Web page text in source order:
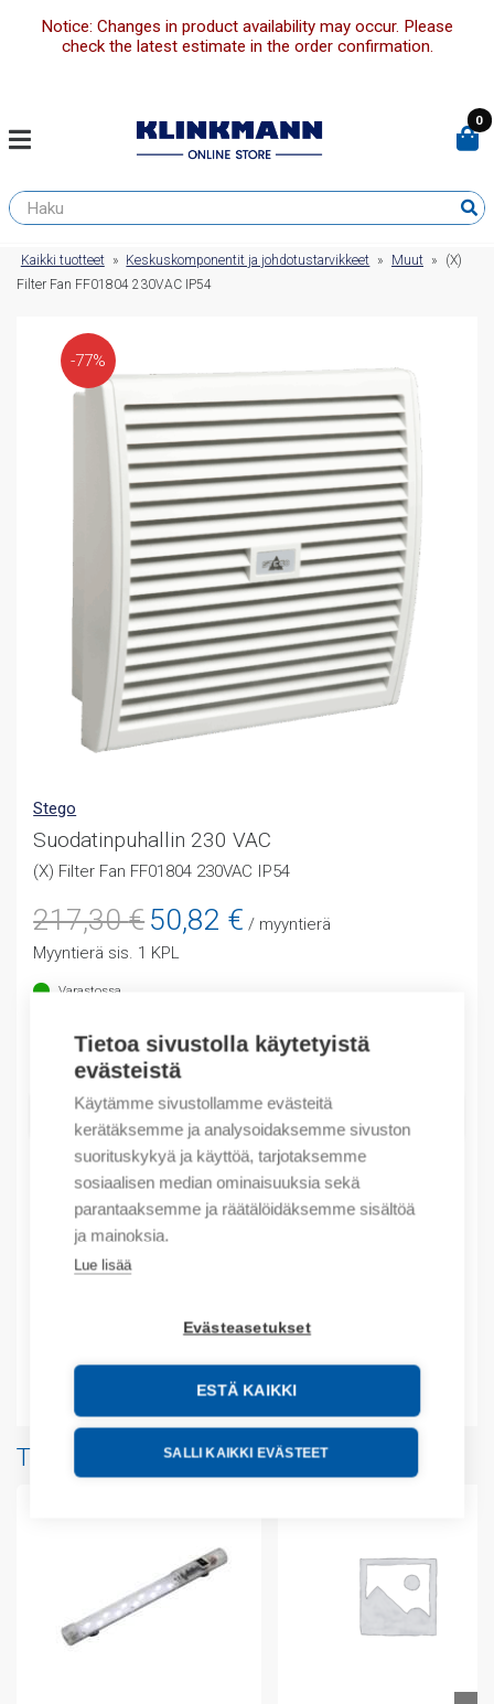
Tietoa sivustolla käytetyistä
evästeistä
Käytämme sivustollamme evästeitä
kerätäksemme ja analysoidaksemme sivuston
suorituskykyä ja käyttöä, tarjotaksemme
sosiaalisen median ominaisuuksia sekä
parantaaksemme ja räätälöidäksemme sisältöä
ja mainoksia.
Lue lisää
Evästeasetukset
ESTÄ KAIKKI
SALLI KAIKKI EVÄSTEET
Notice: Changes in product availability may occur. Please
check the latest estimate in the order confirmation.
0
Kaikki tuotteet » Keskuskomponentit ja johdotustarvikkeet » Muut »
(X)
Filter Fan FF01804 230VAC IP54
-77%
Stego
Suodatinpuhallin 230 VAC
(X) Filter Fan FF01804 230VAC IP54
217,30€ Alkuperäinen
hinta
oli:
50,82 € hinta
/ myyntierä
Myyntierä sis. 1 KPL
Varastossa
Määrä
Määrä
LISÄÄ OSTOSKORIIN
Tuotekoodit
Tilauskoodi: 01804000
Valmistajan tuotenumero: 01804.0-00
Tuotteita samalta valmistajalta